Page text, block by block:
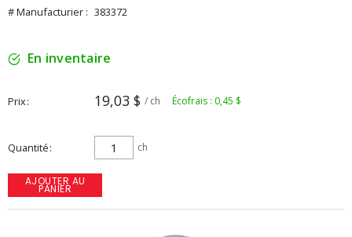
# Manufacturier : 383372
En inventaire
Prix 19,03 $ / ch Écofrais : 0,45 $
Quantité ch
AJOUTER AU
PANIER